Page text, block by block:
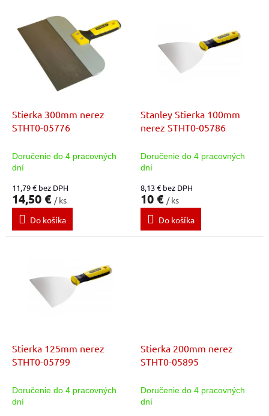
d
o
Stierka 300mm nerez
STHT0-05776
Doručenie do 4 pracovných
dní
11,79 € bez DPH
14,50 € / ks
Do košíka
Stanley Stierka 100mm
nerez STHT0-05786
Doručenie do 4 pracovných
dní
8,13 € bez DPH
10 € / ks
Do košíka
Stierka 125mm nerez
STHT0-05799
Doručenie do 4 pracovných
dní
Stierka 200mm nerez
STHT0-05895
Doručenie do 4 pracovných
dní